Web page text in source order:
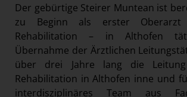
Der gebürtige Steirer Muntean ist
zu Beginn als erster Oberarzt
Rehabilitation – in Althofen
Übernahme der Ärztlichen
über drei Jahre lang die
Rehabilitation in Althofen inne und
interdisziplinäres Team aus